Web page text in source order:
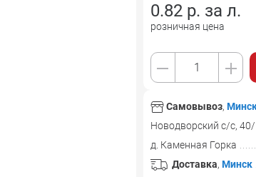
0.82 р. за л.
розничная цена
Самовывоз,
Новодворский с/с, 40/
д. Каменная Горка
Доставка, Минск